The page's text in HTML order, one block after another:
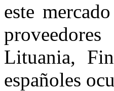
este
Lituania,
españoles